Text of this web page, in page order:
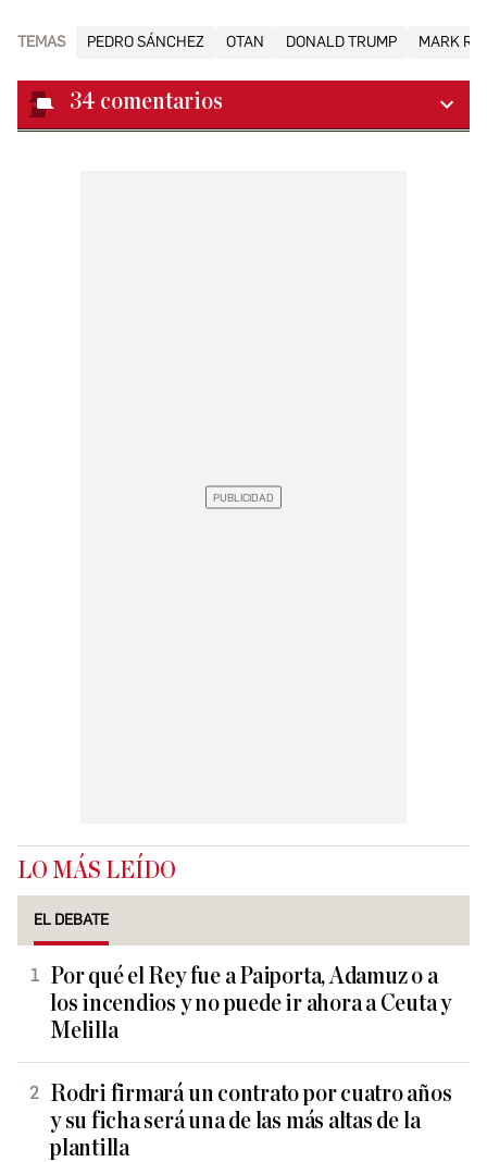
TEMAS PEDRO SÁNCHEZ OTAN DONALD TRUMP MARK
34 comentarios
LO MÁS LEÍDO
EL DEBATE
Por qué el Rey fue a Paiporta, Adamuz o a
los incendios y no puede ir ahora a Ceuta y
Melilla
Rodri firmará un contrato por cuatro años
y su ficha será una de las más altas de la
plantilla